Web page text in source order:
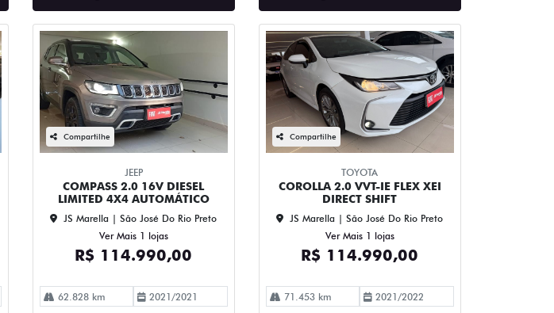
Compartilhe
JEEP
COMPASS 2.0 16V DIESEL
LIMITED 4X4 AUTOMÁTICO
JS Marella | São José Do Rio Preto
Ver Mais 1 lojas
R$ 114.990,00
62.828 km 2021/2021
Compartilhe
TOYOTA
COROLLA 2.0 VVT-IE FLEX XEI
DIRECT SHIFT
JS Marella | São José Do Rio Preto
Ver Mais 1 lojas
R$ 114.990,00
71.453 km 2021/2022